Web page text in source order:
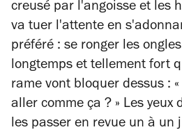
creusé par l'angoisse et les
va tuer l'attente en
préféré : se ronger les
longtemps et tellement fort
rame vont bloquer dessus :
aller comme ça ? » Les yeux
les passer en revue un à un